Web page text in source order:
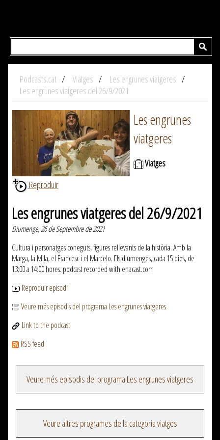
Podcasts.cat Viatges
Les engrunes viatgeres
Les engrunes viatgeres del 26/9/2021
Les engrunes
viatgeres
Viatges
Reproduir
Les engrunes viatgeres del 26/9/2021
Diumenge, 26 de Septembre de 2021
Cultura i personatges coneguts, figures rellevants de la història. Amb la
Marga, la Mila, el Francesc i el Marcelo. Els diumenges, cada 15 dies, de
13:00 a 14:00 hores. podcast recorded with enacast.com
Reproduir episodi
Veure més episodis del programa Les engrunes viatgeres
Link to the podcast
RSS feed
Veure més episodis del programa Les engrunes viatgeres
Veure altres programes de la categoria viatges